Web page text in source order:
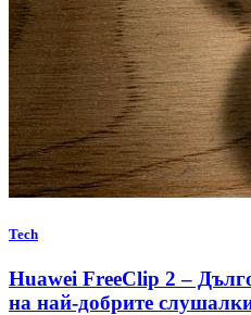
Tech
Huawei FreeClip 2 –
на най-добрите